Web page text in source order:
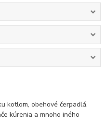
kotlom, obehové čerpadlá,
kúrenia a mnoho iného